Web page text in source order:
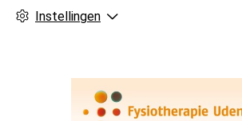
Instellingen